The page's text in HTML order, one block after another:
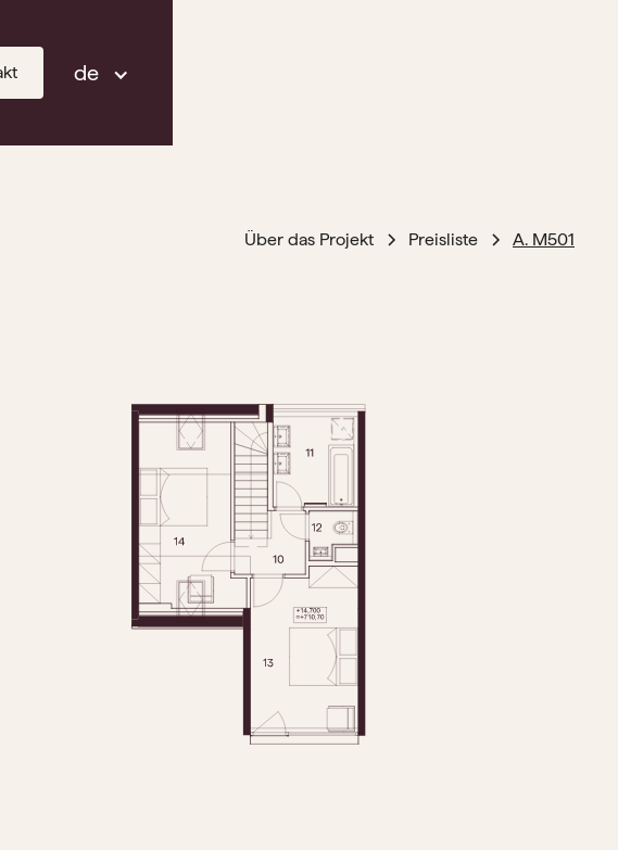
de
Über das Projekt Preisliste A. M501